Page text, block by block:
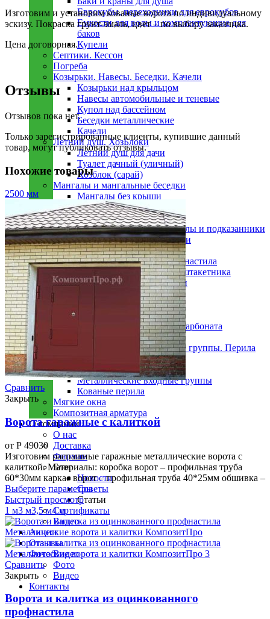
Еврокубы, переходники для еврокубов
Емкости для воды и комплектующие для
баков
Купели
Септики. Кессон
Погреба
Козырьки. Навесы. Беседки. Качели
Козырьки над крыльцом
Навесы автомобильные и теневые
Купол над бассейном
Беседки металлическиe
Качели
Летний душ. ХозБлоки
Летний душ для дачи
Туалет дачный (уличный)
Хозблок (сарай)
Мангалы и мангальные беседки
Мангалы без крыши
Мангалы с крышей
Мангальные беседки
Авторские кованые мангалы и подказанники
Металлическиe ворота и калитки
Гаражные ворота
Ворота и калитка из профнастила
Ворота и калитка из евроштакетника
Кованые ворота и калитки
Автоматические ворота
Металлическиe заборы
Заборы из профнастила
Заборы из сотового поликарбоната
Кованые заборы
Ограждения. Решётки. Входные группы. Перила
Оградки сварные
Решетки на окна
Металлические входные группы
Кованые перила
Мягкие окна
Композитная арматура
О компании
О нас
Доставка
Фирмам
Блог
Новости
Советы
Статьи
Сертификаты
Видео
Акции
Отзывы
Фото/Видео
Фото
Видео
Контакты
Изготовим и установим кованые ворота по индивидуальному
эскизу. Покраска грунт-эмаль, цвет – по выбору заказчика.
Цена договорная.
Отзывы
Отзывов пока нет.
Только зарегистрированные клиенты, купившие данный
товар, могут публиковать отзывы.
Похожие товары
2500 мм
Сравнить
Закрыть
Ворота гаражные с калиткой
от Р 49030
Изготовим распашные гаражные металлические ворота с
калиткой. Материалы: коробка ворот – профильная труба
60*30мм каркас ворот – профильная труба 40*25мм обшивка –
Выберите параметры
Быстрый просмотр
1 м3 м3,5 м4 м
Сравнить
Закрыть
Ворота и калитка из оцинкованного
профнастила